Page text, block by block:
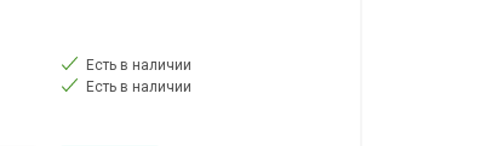
Есть в наличии
Есть в наличии